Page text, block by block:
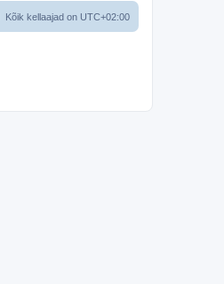
Kõik kellaajad on UTC+02:00